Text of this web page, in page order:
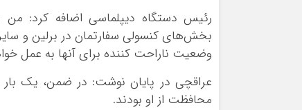
رئیس دستگاه دیپلماسی اضافه کرد: من
بخش‌های کنسولی سفارتمان در برلین و
وضعیت ناراحت کننده برای آنها به عمل
عراقچی در پایان نوشت: در ضمن، یک بار
محافظت از او بودند.